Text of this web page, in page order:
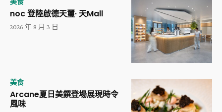
noc 登陸啟德天璽· 天Mall
2026 年 8 月 3 日
美食
Arcane夏日美饌登場展現時令
風味